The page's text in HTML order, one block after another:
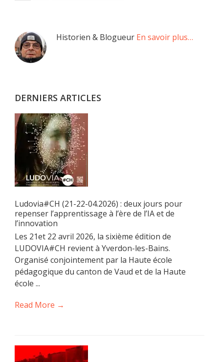
Barre
latérale
Historien & Blogueur En savoir plus…
DERNIERS ARTICLES
Ludovia#CH (21-22-04.2026) : deux jours pour
repenser l’apprentissage à l’ère de l’IA et de
l’innovation
Les 21et 22 avril 2026, la sixième édition de
LUDOVIA#CH revient à Yverdon-les-Bains.
Organisé conjointement par la Haute école
pédagogique du canton de Vaud et de la Haute
école ...
Read More →